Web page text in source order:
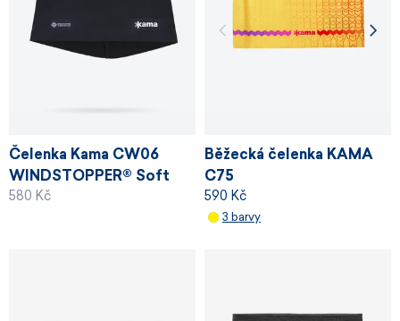
Čelenka Kama CW06
WINDSTOPPER® Soft
Shell
580 Kč
Běžecká čelenka KAMA
C75
590 Kč
3 barvy